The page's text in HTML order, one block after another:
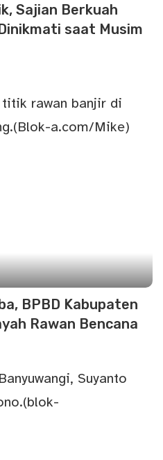
Sajian Berkuah
saat Musim
BPBD Kabupaten
Rawan Bencana